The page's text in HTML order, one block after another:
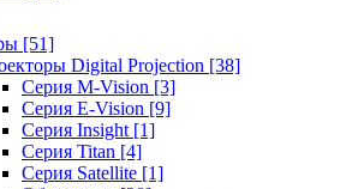
[51]
Digital Projection [38]
Серия M-Vision [3]
Серия E-Vision [9]
Серия Insight [1]
Серия Titan [4]
Серия Satellite [1]